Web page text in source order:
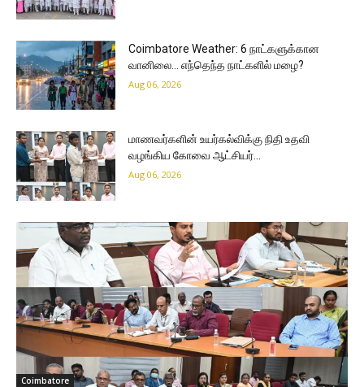
Coimbatore Weather: 6 நாட்களுக்கான
வானிலை… எந்தெந்த நாட்களில் மழை?
Aug 06, 2026
மாணவர்களின் உயர்கல்விக்கு நிதி உதவி
வழங்கிய கோவை ஆட்சியர்…
Aug 06, 2026
Coimbatore